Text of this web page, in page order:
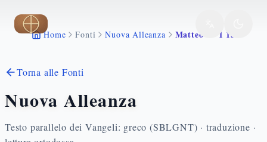
Vai al contenuto principale
Home Fonti Nuova Alleanza Matteo 17 1 13
Torna alle Fonti
Nuova Alleanza
Testo parallelo dei Vangeli: greco (SBLGNT) · traduzione ·